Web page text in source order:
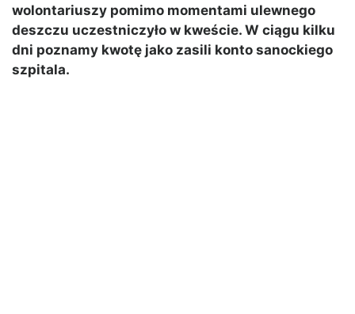
wolontariuszy pomimo momentami ulewnego
deszczu uczestniczyło w kweście. W ciągu kilku
dni poznamy kwotę jako zasili konto sanockiego
szpitala.